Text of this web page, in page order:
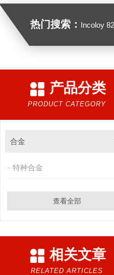
热门搜索： Incoloy 825
产品分类
PRODUCT CATEGORY
合金
特种合金
查看全部
相关文章
RELATED ARTICLES